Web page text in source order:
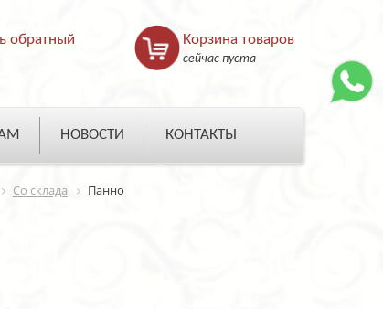
обратный
Корзина товаров
сейчас пуста
НОВОСТИ КОНТАКТЫ
Со склада Панно